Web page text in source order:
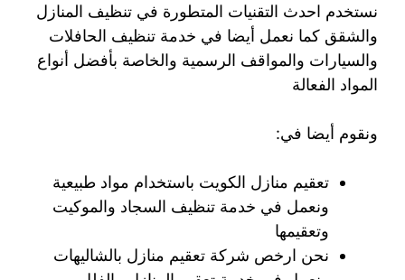
نستخدم احدث التقنيات المتطورة في تنظيف المنازل
والشقق كما نعمل أيضا في خدمة تنظيف الحافلات
والسيارات والمواقف الرسمية والخاصة بأفضل أنواع
المواد الفعالة
ونقوم أيضا في:
تعقيم منازل الكويت باستخدام مواد طبيعية
ونعمل في خدمة تنظيف السجاد والموكيت
وتعقيمها
نحن ارخص شركة تعقيم منازل بالشاليهات